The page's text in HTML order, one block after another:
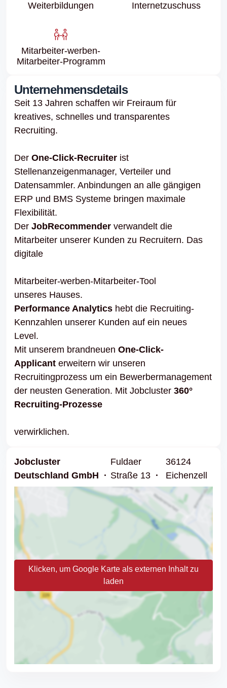
Weiter­bildungen Internet­zuschuss
Mitarbeiter-werben-
Mitarbeiter-Programm
Unternehmensdetails
Seit 13 Jahren schaffen wir Freiraum für
kreatives, schnelles und transparentes
Recruiting.
Der One-Click-Recruiter ist
Stellenanzeigenmanager, Verteiler und
Datensammler. Anbindungen an alle gängigen
ERP und BMS Systeme bringen maximale
Flexibilität.
Der JobRecommender verwandelt die
Mitarbeiter unserer Kunden zu Recruitern. Das
digitale
Mitarbeiter-werben-Mitarbeiter-Tool
unseres Hauses.
Performance Analytics hebt die Recruiting-
Kennzahlen unserer Kunden auf ein neues
Level.
Mit unserem brandneuen One-Click-
Applicant erweitern wir unseren
Recruitingprozess um ein Bewerbermanagement
der neusten Generation. Mit Jobcluster 360°
Recruiting-Prozesse
verwirklichen.
Jobcluster
Deutschland GmbH
Fuldaer
Straße 13
36124
Eichenzell
Klicken, um Google Karte als externen Inhalt zu
laden